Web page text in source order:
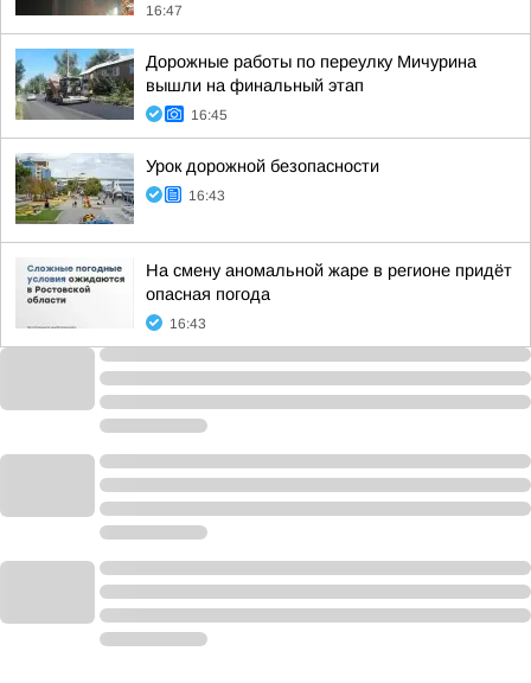
16:47
Дорожные работы по переулку Мичурина
вышли на финальный этап
16:45
Урок дорожной безопасности
16:43
На смену аномальной жаре в регионе придёт
опасная погода
16:43